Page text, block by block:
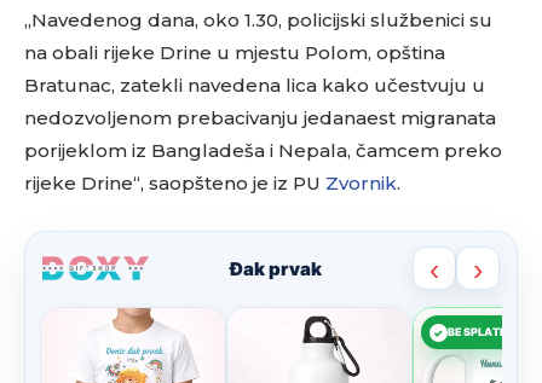
„Navedenog dana, oko 1.30, policijski službenici su
na obali rijeke Drine u mjestu Polom, opština
Bratunac, zatekli navedena lica kako učestvuju u
nedozvoljenom prebacivanju jedanaest migranata
porijeklom iz Bangladeša i Nepala, čamcem preko
rijeke Drine“, saopšteno je iz PU Zvornik.